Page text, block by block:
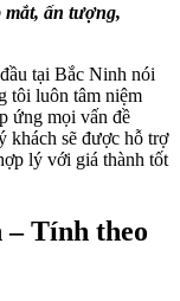
mắt, ấn tượng,
tại Bắc Ninh nói
tôi luôn tâm niệm
ứng mọi vấn đề
khách sẽ được hỗ trợ
lý với giá thành tốt
– Tính theo